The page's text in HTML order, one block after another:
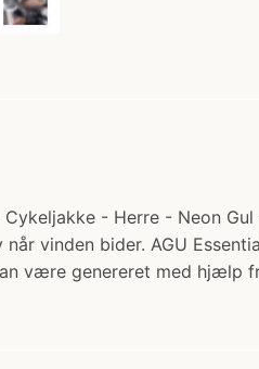
Cykeljakke - Herre - Neon
vinden bider. AGU
være genereret med hjælp